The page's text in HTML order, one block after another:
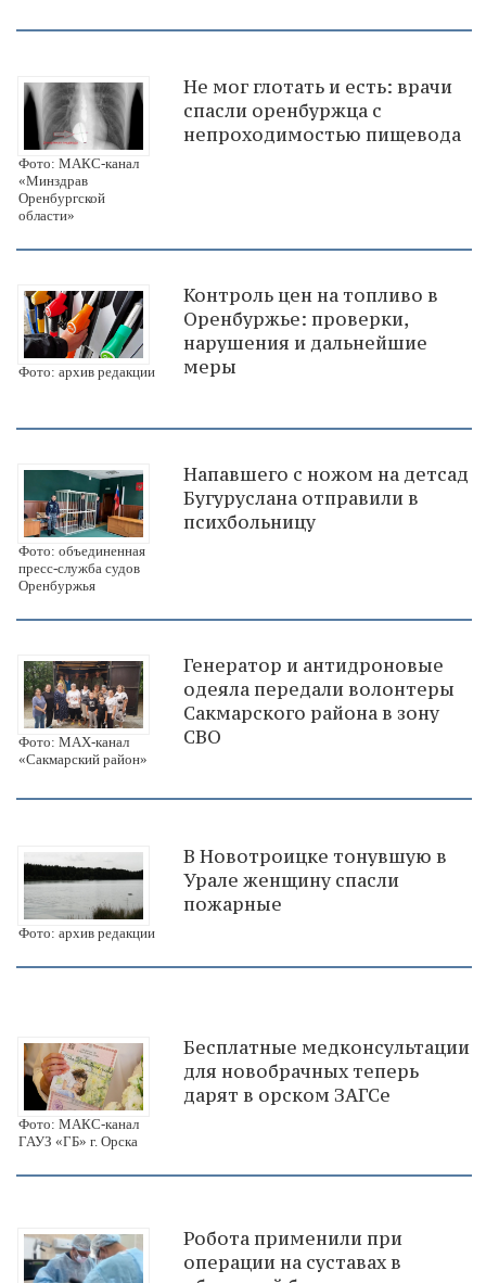
Фото: МАКС-канал
«Минздрав
Оренбургской
области»
Не мог глотать и есть: врачи
спасли оренбуржца с
непроходимостью пищевода
Фото: архив редакции
Контроль цен на топливо в
Оренбуржье: проверки,
нарушения и дальнейшие
меры
Фото: объединенная
пресс-служба судов
Оренбуржья
Напавшего с ножом на детсад
Бугуруслана отправили в
психбольницу
Фото: МАХ-канал
«Сакмарский район»
Генератор и антидроновые
одеяла передали волонтеры
Сакмарского района в зону
СВО
Фото: архив редакции
В Новотроицке тонувшую в
Урале женщину спасли
пожарные
Фото: МАКС-канал
ГАУЗ «ГБ» г. Орска
Бесплатные медконсультации
для новобрачных теперь
дарят в орском ЗАГСе
Робота применили при
операции на суставах в